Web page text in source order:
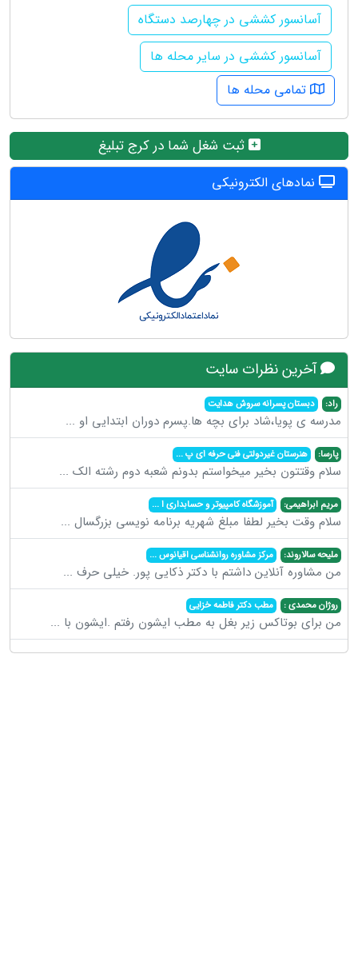
آسانسور کششی در چهارصد دستگاه
آسانسور کششی در سایر محله ها
تمامی محله ها
ثبت شغل شما در کرج تبلیغ
نمادهای الکترونیکی
آخرین نظرات سایت
راد: دبستان پسرانه سروش هدایت
مدرسه ی پویا،شاد برای بچه ها.پسرم دوران ابتدایی او ...
پارسا: هنرستان غیردولتی فنی حرفه ای پ...
سلام وقتتون بخیر میخواستم بدونم شعبه دوم رشته الک ...
مریم ابراهیمی: آموزشگاه کامپیوتر و حسابداری ا...
سلام وقت بخیر لطفا مبلغ شهریه برنامه نویسی بزرگسال ...
ملیحه سالاروند: مرکز مشاوره روانشناسی اقیانوس...
من مشاوره آنلاین داشتم با دکتر ذکایی پور. خیلی حرف ...
روژان محمدی : مطب دکتر فاطمه خزایی
من برای بوتاکس زیر بغل به مطب ایشون رفتم .ایشون با ...